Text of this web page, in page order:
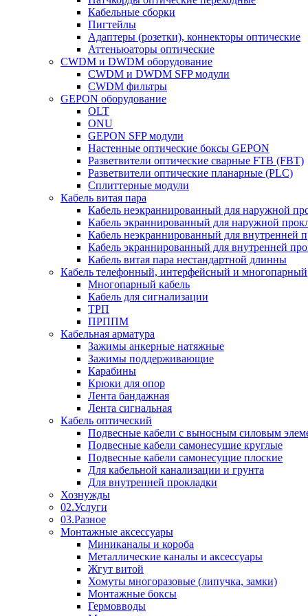
Кабельные сборки
Пигтейлы
Адаптеры (розетки), коннекторы оптические
Аттеньюаторы оптические
CWDM и DWDM оборудование
CWDM и DWDM SFP модули
CWDM фильтры
GEPON оборудование
OLT
ONU
GEPON SFP модули
Настенные оптические боксы GEPON
Разветвители оптические сварные FTB (FBT)
Разветвители оптические планарные (PLC)
Сплиттерные модули
Кабель витая пара
Кабель неэкраннированный для наружной
Кабель экраннированный для наружной
Кабель неэкраннированный для внутренней
Кабель экраннированный для внутренней
Кабель витая пара нестандартной длинны
Кабель телефонный, интерфейсный и многопарный
Многопарный кабель
Кабель для сигнализации
ТРП
ПРППМ
Кабельная арматура
Зажимы анкерные натяжные
Зажимы поддерживающие
Карабины
Крюки для опор
Лента бандажная
Лента сигнальная
Кабель оптический
Подвесные кабели с выносным силовым
Подвесные кабели самонесущие круглые
Подвесные кабели самонесущие плоские
Для кабельной канализации и грунта
Для внутренней прокладки
Хознужды
02.Услуги
03.Разное
Монтажные аксессуары
Миниканалы и короба
Металлические каналы и аксессуары
Жгут витой
Хомуты многоразовые (липучка, замки)
Монтажные боксы
Гермовводы